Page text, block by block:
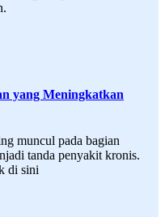
yang Meningkatkan
muncul pada bagian
tanda penyakit kronis.
di sini